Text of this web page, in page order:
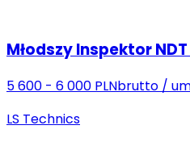
Młodszy Inspektor
5 600 - 6 000 PLNbrutto /
LS Technics